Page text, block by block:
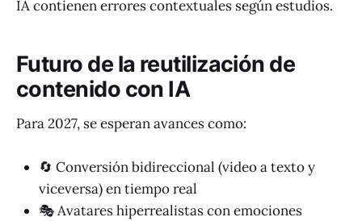
IA contienen errores contextuales según estudios.
Futuro de la reutilización de
contenido con IA
Para 2027, se esperan avances como:
🔄 Conversión bidireccional (video a texto y
viceversa) en tiempo real
🎭 Avatares hiperrealistas con emociones